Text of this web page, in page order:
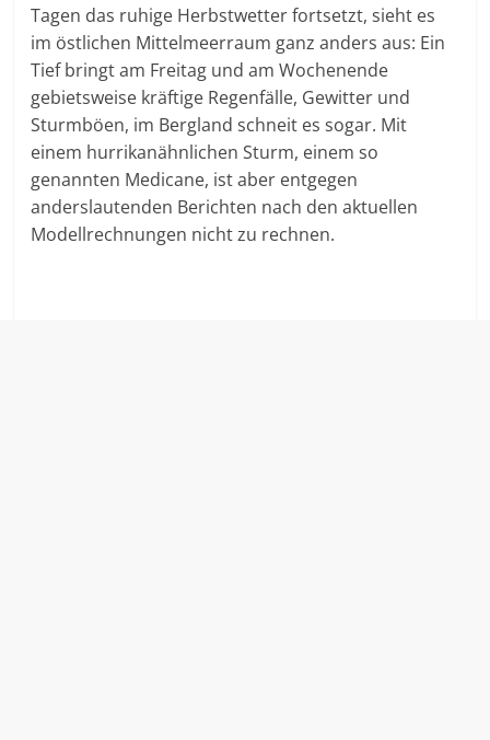
Tagen das ruhige Herbstwetter fortsetzt, sieht es
im östlichen Mittelmeerraum ganz anders aus: Ein
Tief bringt am Freitag und am Wochenende
gebietsweise kräftige Regenfälle, Gewitter und
Sturmböen, im Bergland schneit es sogar. Mit
einem hurrikanähnlichen Sturm, einem so
genannten Medicane, ist aber entgegen
anderslautenden Berichten nach den aktuellen
Modellrechnungen nicht zu rechnen.